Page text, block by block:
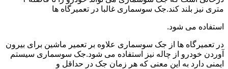
متری نیز بلند کند.جک سوسماری غالبا در تعمیرگاه ها
استفاده می شود.
در تعمیرگاه ها از جک سوسماری علاوه بر تعمیر ماشین برای بیرون
آوردن خودرو از چاله نیز استفاده می شود.جک سوسماری سیستم
ایمنی دارد به این معنی که هر زمان جک در حداقل و